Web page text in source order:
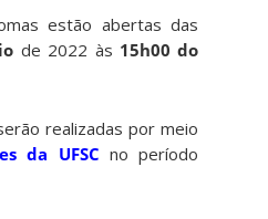
estão abertas das
de 2022 às 15h00 do
realizadas por meio
da UFSC no período